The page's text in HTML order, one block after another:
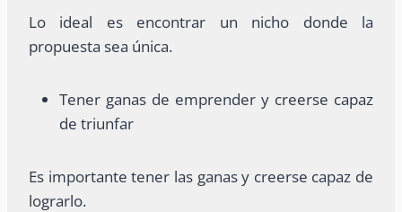
Lo ideal es encontrar un nicho donde la
propuesta sea única.
Tener ganas de emprender y creerse capaz
de triunfar
Es importante tener las ganas y creerse capaz de
lograrlo.